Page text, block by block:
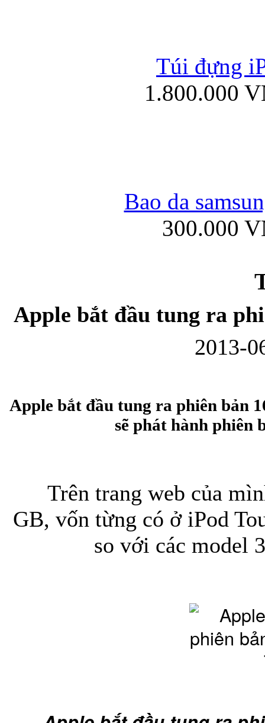
Túi xách da
Bao da Samsung
Ốp lưng Samsung
Ốp lưng Sony
Túi đựng
1.800.000
Bao da
300.000
Apple bắt đầu tung ra
2013-
Apple bắt đầu tung ra phiên bản
sẽ phát hành phiên
Trên trang web của
GB, vốn từng có ở iPod
so với các model